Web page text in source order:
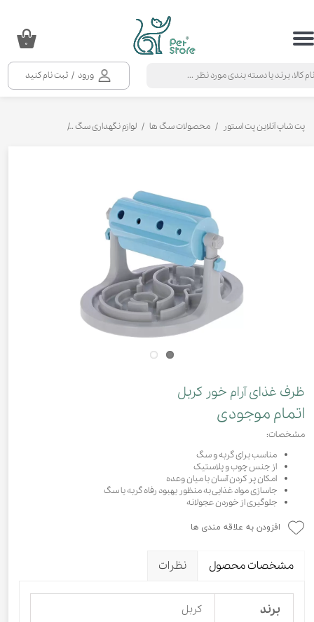
ورود / ثبت نام کنید
حساب کاربری من
خروج از حساب کاربری
۰
پت شاپ آنلاین پت استور محصولات سگ ها لوازم نگهداری سگ
ظرف غذای آرام خور کربل
اتمام موجودی
مشخصات:
مناسب برای گربه و سگ
از جنس چوب و پلاستیک
امکان پر کردن آسان با میان وعده
جاسازی مواد غذایی به منظور بهبود رفاه گربه یا سگ
جلوگیری از خوردن عجولانه
افزودن به علاقه مندی ها
مشخصات محصول نظرات
برند کربل